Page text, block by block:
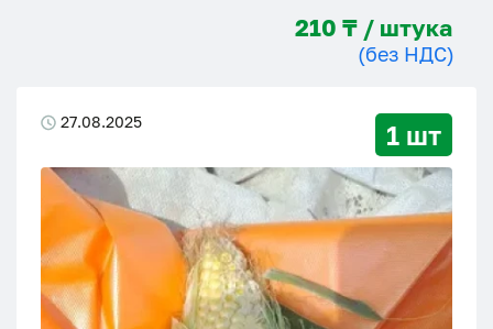
210 ₸ / штука
(без НДС)
27.08.2025 1 шт